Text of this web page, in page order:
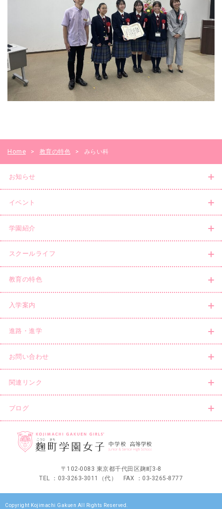
Home > 教育の特色 > みらい科
お知らせ
イベント
学園紹介
スクールライフ
教育の特色
入学案内
進路・進学
お問い合わせ
関連リンク
ブログ
〒102-0083 東京都千代田区麹町3-8
TEL ：03-3263-3011（代） FAX ：03-3265-8777
Copyright Kojimachi Gakuen All Rights Reserved.